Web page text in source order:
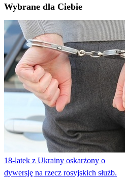
Wybrane dla Ciebie
18-latek z Ukrainy oskarżony o
dywersję na rzecz rosyjskich służb.